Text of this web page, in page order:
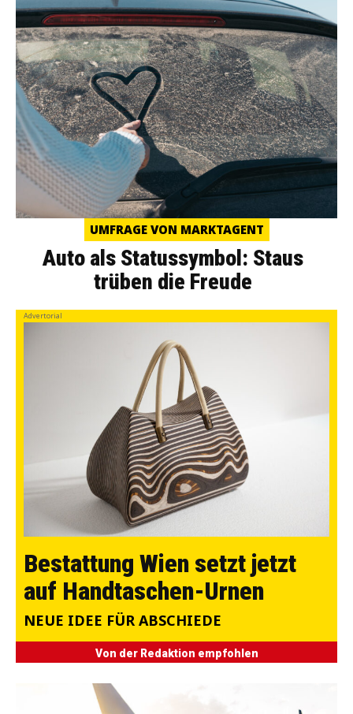
UMFRAGE VON MARKTAGENT
Auto als Statussymbol: Staus
trüben die Freude
Advertorial
Bestattung Wien setzt jetzt
auf Handtaschen-Urnen
NEUE IDEE FÜR ABSCHIEDE
Von der Redaktion empfohlen